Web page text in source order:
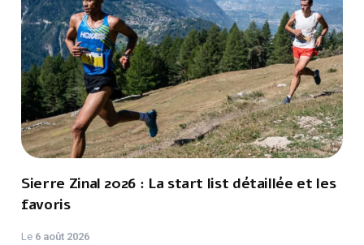
Sierre Zinal 2026 : La start list détaillée et les
favoris
Le 6 août 2026